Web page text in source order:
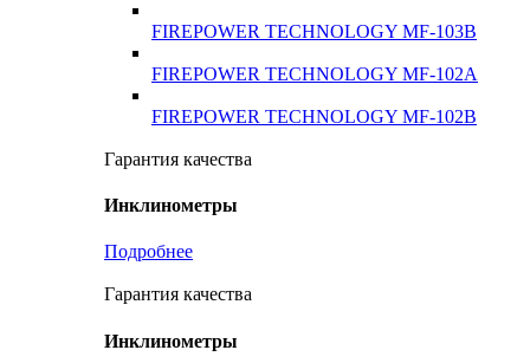
FIREPOWER TECHNOLOGY MF-103B
FIREPOWER TECHNOLOGY MF-102A
FIREPOWER TECHNOLOGY MF-102B
Гарантия качества
Инклинометры
Подробнее
Гарантия качества
Инклинометры